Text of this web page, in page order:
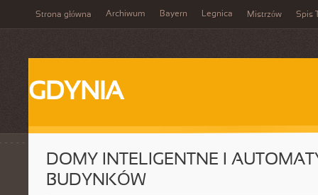
Strona główna Archiwum Bayern Legnica Mistrzów Spis
GDYNIA
DOMY INTELIGENTNE I
BUDYNKÓW